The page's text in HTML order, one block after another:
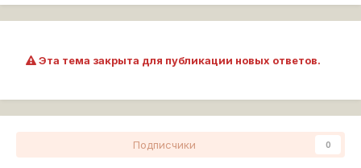
Эта тема закрыта для публикации новых ответов.
Подписчики 0